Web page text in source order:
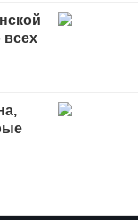
всех